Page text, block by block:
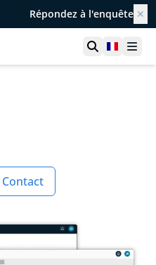
Répondez à l'enquête ✕
Ouvrir la
France
Contact